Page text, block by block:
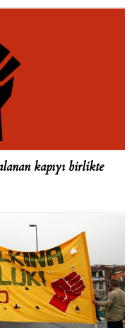
kapıyı birlikte